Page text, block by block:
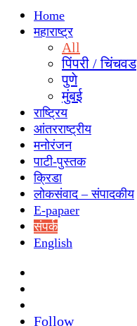
Home
महाराष्ट्र
All
पिंपरी / चिंचवड
पुणे
मुंबई
राष्ट्रिय
आंतरराष्ट्रीय
मनोरंजन
पाटी-पुस्तक
क्रिडा
लोकसंवाद – संपादकीय
E-papaer
संपर्क
English
Follow